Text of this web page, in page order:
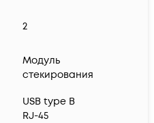
2
Модуль
стекирования
USB type B
RJ-45